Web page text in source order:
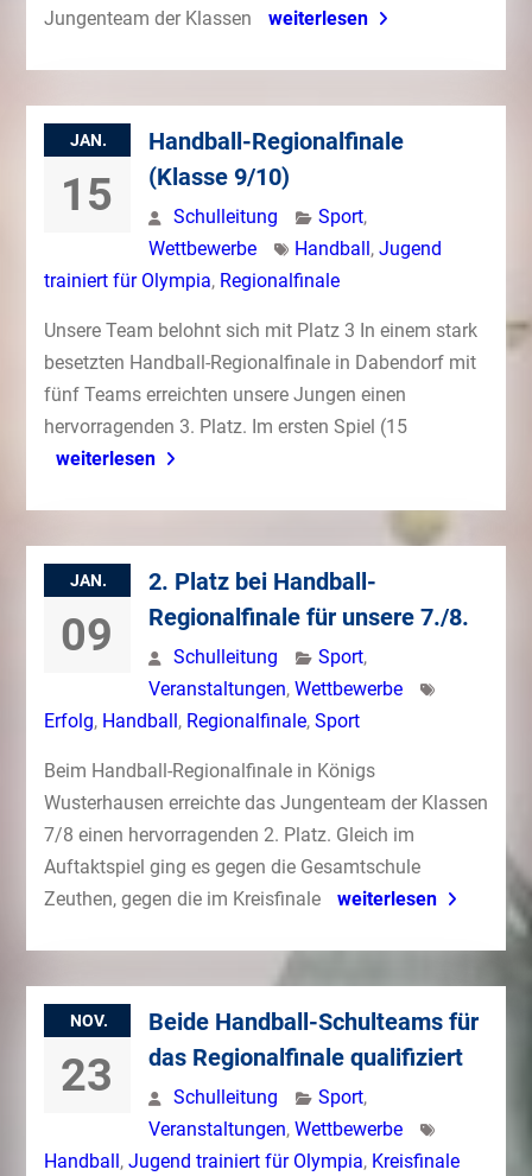
Jungenteam der Klassen
weiterlesen
JAN.
15
Handball-Regionalfinale
(Klasse 9/10)
Schulleitung Sport,
Wettbewerbe
Handball, Jugend
trainiert für Olympia, Regionalfinale
Unsere Team belohnt sich mit Platz 3 In einem stark
besetzten Handball-Regionalfinale in Dabendorf mit
fünf Teams erreichten unsere Jungen einen
hervorragenden 3. Platz. Im ersten Spiel (15
weiterlesen
JAN.
09
2. Platz bei Handball-
Regionalfinale für unsere 7./8.
Schulleitung Sport,
Veranstaltungen, Wettbewerbe
Erfolg, Handball, Regionalfinale, Sport
Beim Handball-Regionalfinale in Königs
Wusterhausen erreichte das Jungenteam der Klassen
7/8 einen hervorragenden 2. Platz. Gleich im
Auftaktspiel ging es gegen die Gesamtschule
Zeuthen, gegen die im Kreisfinale
weiterlesen
NOV.
23
Beide Handball-Schulteams für
das Regionalfinale qualifiziert
Schulleitung Sport,
Veranstaltungen, Wettbewerbe
Handball, Jugend trainiert für Olympia, Kreisfinale